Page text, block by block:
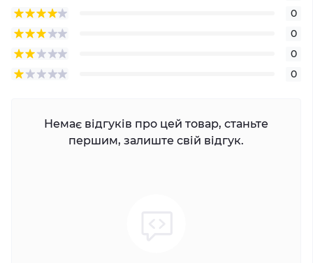
0
0
0
0
Немає відгуків про цей товар, станьте
першим, залиште свій відгук.